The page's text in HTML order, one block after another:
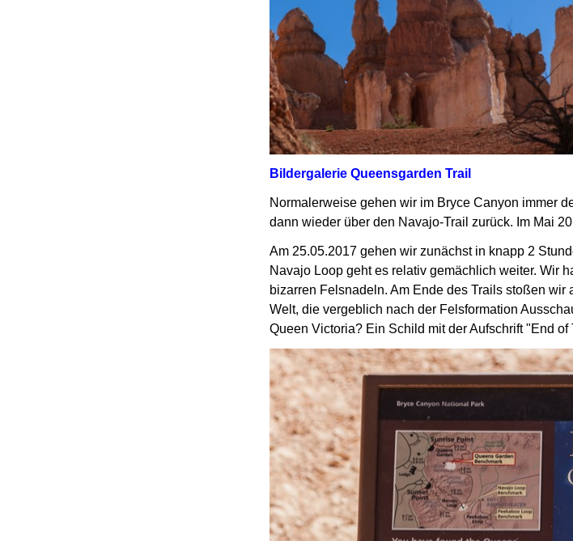
Bildergalerie Queensgarden Trail
Normalerweise gehen wir im Bryce Canyon immer
dann wieder über den Navajo-Trail zurück. Im Mai
Am 25.05.2017 gehen wir zunächst in knapp 2
Navajo Loop geht es relativ gemächlich weiter.Wir
bizarren Felsnadeln.Am Ende des Trails stoßen wir
Welt, die vergeblich nach der Felsformation
Queen Victoria? Ein Schild mit der Aufschrift "End